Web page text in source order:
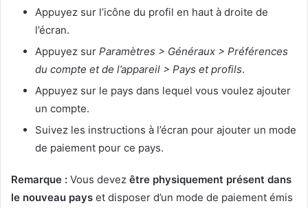
Appuyez sur l’icône du profil en haut à droite de
l’écran.
Appuyez sur Paramètres > Généraux > Préférences
du compte et de l’appareil > Pays et profils.
Appuyez sur le pays dans lequel vous voulez ajouter
un compte.
Suivez les instructions à l’écran pour ajouter un mode
de paiement pour ce pays.
Remarque : Vous devez être physiquement présent dans
le nouveau pays et disposer d’un mode de paiement émis